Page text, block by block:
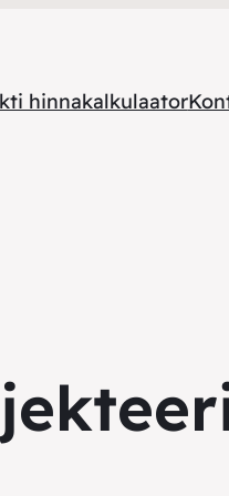
hinnakalkulaator